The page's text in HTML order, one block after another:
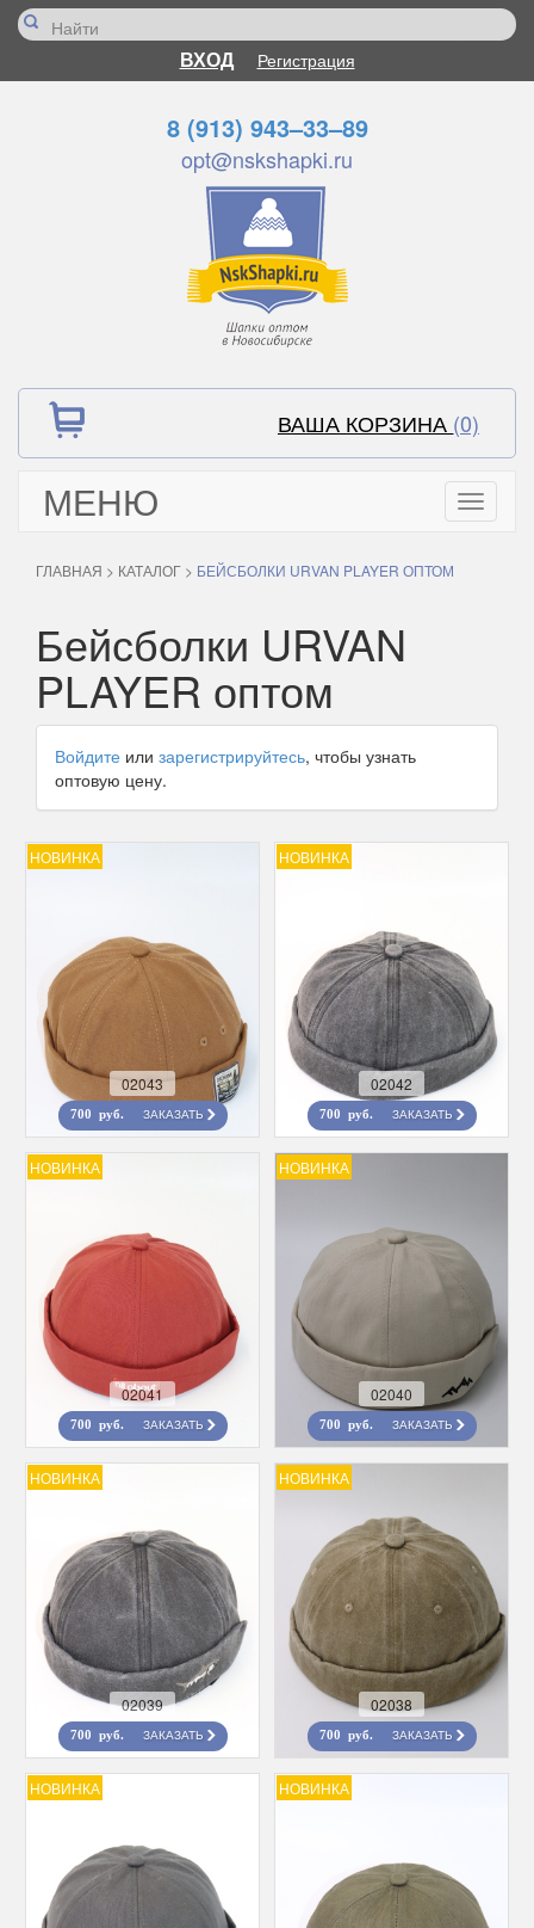
ВХОД Регистрация
8 (913) 943–33–89
opt@nskshapki.ru
ВАША КОРЗИНА (0)
МЕНЮ
Toggle
ГЛАВНАЯ > КАТАЛОГ > БЕЙСБОЛКИ URVAN PLAYER ОПТОМ
Бейсболки URVAN
PLAYER оптом
Войдите или зарегистрируйтесь, чтобы узнать
оптовую цену.
НОВИНКА
02043
700 руб. ЗАКАЗАТЬ
НОВИНКА
02042
700 руб. ЗАКАЗАТЬ
НОВИНКА
02041
700 руб. ЗАКАЗАТЬ
НОВИНКА
02040
700 руб. ЗАКАЗАТЬ
НОВИНКА
02039
700 руб. ЗАКАЗАТЬ
НОВИНКА
02038
700 руб. ЗАКАЗАТЬ
НОВИНКА НОВИНКА